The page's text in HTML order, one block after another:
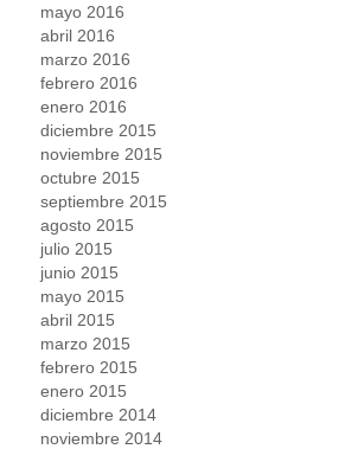
mayo 2016
abril 2016
marzo 2016
febrero 2016
enero 2016
diciembre 2015
noviembre 2015
octubre 2015
septiembre 2015
agosto 2015
julio 2015
junio 2015
mayo 2015
abril 2015
marzo 2015
febrero 2015
enero 2015
diciembre 2014
noviembre 2014